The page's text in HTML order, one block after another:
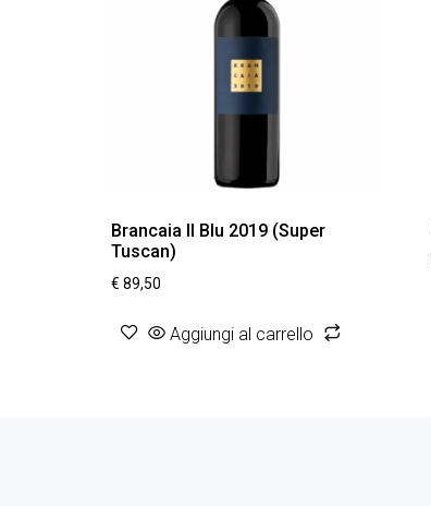
Brancaia Il Blu 2019 (Super
Tuscan)
€ 89,50
Aggiungi al carrello